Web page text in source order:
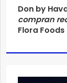
Don by
compran
Flora Foods